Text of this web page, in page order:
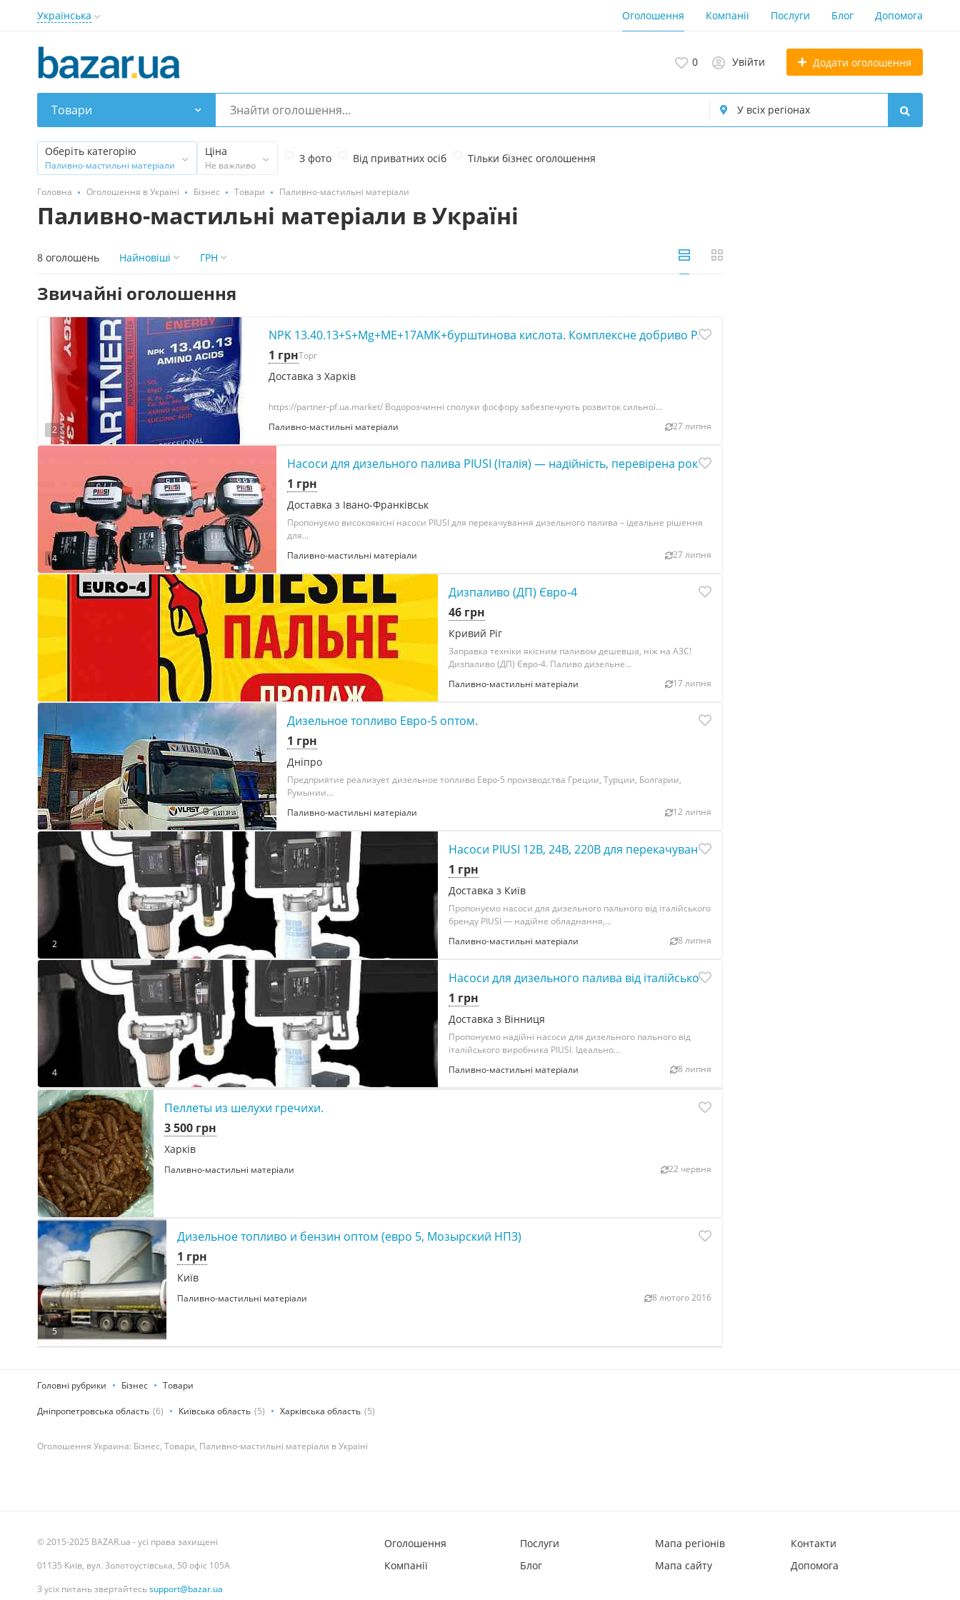
Українська Оголошення Компанії Послуги Блог Допомога
0 Увійти Додати оголошення
Товари
Оберіть категорію
Паливно-мастильні матеріали
Ціна
Не важливо
З фото Від приватних осіб Тільки бізнес оголошення
Головна Оголошення в Україні Бізнес Товари Паливно-мастильні матеріали
Паливно-мастильні матеріали в Україні
8 оголошень Найновіші ГРН
Звичайні оголошення
2
NPK 13.40.13+S+Mg+МЕ+17АМК+бурштинова кислота. Комплексне добриво PARTNER
1 грнТорг
Доставка з Харків
https://partner-pf.ua.market/ Водорозчинні сполуки фосфору забезпечують розвиток сильної...
Паливно-мастильні матеріали
27 липня
4
Насоси для дизельного палива PIUSI (Італія) — надійність, перевірена роками
1 грн
Доставка з Івано-Франківськ
Пропонуємо високоякісні насоси PIUSI для перекачування дизельного палива – ідеальне рішення
для...
Паливно-мастильні матеріали
27 липня
Дизпаливо (ДП) Євро-4
46 грн
Кривий Ріг
Заправка техніки якісним паливом дешевша, ніж на АЗС!
Дизпаливо (ДП) Євро-4. Паливо дизельне...
Паливно-мастильні матеріали
17 липня
Дизельное топливо Евро-5 оптом.
1 грн
Дніпро
Предприятие реализует дизельное топливо Евро-5 производства Греции, Турции, Болгарии,
Румынии...
Паливно-мастильні матеріали
12 липня
2
Насоси PIUSI 12В, 24В, 220В для перекачування пального
1 грн
Доставка з Київ
Пропонуємо насоси для дизельного пального від італійського
бренду PIUSI — надійне обладнання,...
Паливно-мастильні матеріали
8 липня
4
Насоси для дизельного палива від італійського виробника PIUSI
1 грн
Доставка з Вінниця
Пропонуємо надійні насоси для дизельного пального від
італійського виробника PIUSI. Ідеально...
Паливно-мастильні матеріали
8 липня
Пеллеты из шелухи гречихи.
3 500 грн
Харків
Паливно-мастильні матеріали 22 червня
5
Дизельное топливо и бензин оптом (евро 5, Мозырский НПЗ)
1 грн
Київ
Паливно-мастильні матеріали 8 лютого 2016
Головні рубрики Бізнес Товари
Дніпропетровська область (6) Київська область (5) Харківська область (5)
Оголошення Украина: Бізнес, Товари, Паливно-мастильні матеріали в Україні
© 2015-2025 BAZAR.ua - усі права захищені
01135 Київ, вул. Золотоустівська, 50 офіс 105А
З усіх питань звертайтесьsupport@bazar.ua
Оголошення
Компанії
Послуги
Блог
Мапа регіонів
Мапа сайту
Контакти
Допомога